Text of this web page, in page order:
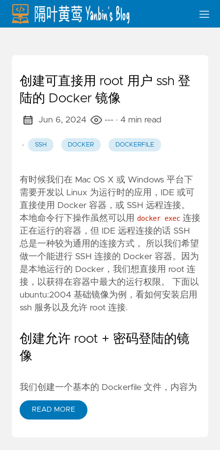
创建可直接用 root 用户 ssh 登
陆的 Docker 镜像
Jun 6, 2024 --- · 4 min read
· SSH DOCKER DOCKERFILE
有时候我们在 Mac OS X 或 Windows 平台下
需要开发以 Linux 为运行时的应用，IDE 或可
直接使用 Docker 容器，或 SSH 远程连接。
本地命令行下操作虽然可以用 docker exec 连接
正在运行的容器，但 IDE 远程连接的话 SSH
总是一种较为通用的连接方式， 所以我们希望
做一个能进行 SSH 连接的 Docker 容器。因为
是本地运行的 Docker，我们想直接用 root 连
接，以获得在容器中最大的运行权限。 下面以
ubuntu:2004 基础镜像为例，看如何安装启用
ssh 服务以及允许 root 连接.
创建允许 root + 密码登陆的镜
像
我们创建一个基本的 Dockerfile 文件，内容为
READ MORE